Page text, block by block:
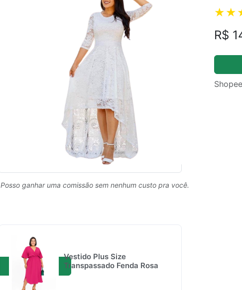
R$
Posso ganhar uma comissão sem nenhum custo pra você.
Vestido Plus Size
Transpassado Fenda Rosa